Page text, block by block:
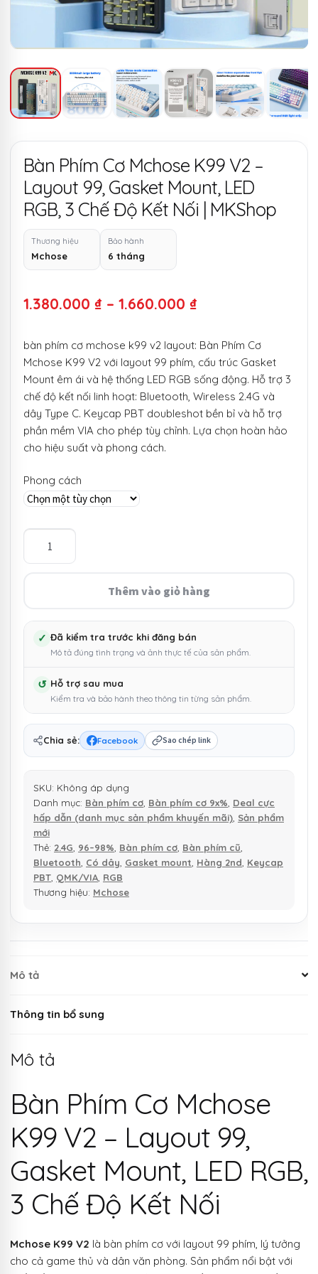
Bàn Phím Cơ Mchose K99 V2 –
Layout 99, Gasket Mount, LED
RGB, 3 Chế Độ Kết Nối | MKShop
Thương hiệu
Mchose
Bảo hành
6 tháng
1.380.000 ₫ – 1.660.000 ₫
từ
1.380.000 ₫
đến
1.660.000 ₫
bàn phím cơ mchose k99 v2 layout: Bàn Phím Cơ
Mchose K99 V2 với layout 99 phím, cấu trúc Gasket
Mount êm ái và hệ thống LED RGB sống động. Hỗ trợ 3
chế độ kết nối linh hoạt: Bluetooth, Wireless 2.4G và
dây Type C. Keycap PBT doubleshot bền bỉ và hỗ trợ
phần mềm VIA cho phép tùy chỉnh. Lựa chọn hoàn hảo
cho hiệu suất và phong cách.
Phong cách
Bàn
V2
Layout
Gasket
Mount,
LED
RGB,
3
Độ
Kết
Nối
MKShop
số
lượng
Thêm vào giỏ hàng
✓ Đã kiểm tra trước khi đăng bán
Mô tả đúng tình trạng và ảnh thực tế của sản phẩm.
↺ Hỗ trợ sau mua
Kiểm tra và bảo hành theo thông tin từng sản phẩm.
Chia sẻ: Facebook Sao chép link
SKU: Không áp dụng
Danh mục: Bàn phím cơ Bàn phím cơ 9x% Deal cực
hấp dẫn (danh mục sản phẩm khuyến mãi) Sản phẩm
mới
Thẻ: 2.4G 96–98% Bàn phím cơ Bàn phím cũ
Bluetooth Có dây Gasket mount Hàng 2nd Keycap
PBT QMK/VIA RGB
Thương hiệu: Mchose
Mô tả
Thông tin bổ sung
Mô tả
Bàn Phím Cơ Mchose
K99 V2 – Layout 99,
Gasket Mount, LED RGB,
3 Chế Độ Kết Nối
Mchose K99 V2 là bàn phím cơ với layout 99 phím, lý tưởng
cho cả game thủ và dân văn phòng. Sản phẩm nổi bật với